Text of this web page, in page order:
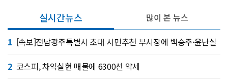
실시간뉴스
1 [속보]전남광주특별시 초대 시민추천 부시장에 백승주·윤난실
2 코스피, 차익실현 매물에 6300선 약세
많이 본 뉴스